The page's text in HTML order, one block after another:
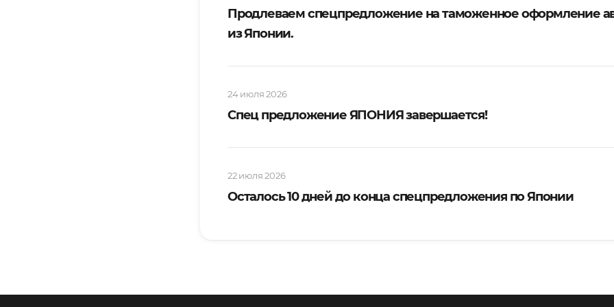
Продлеваем спецпредложение на таможенное оформление
из Японии.
24 июля 2026
Спец предложение ЯПОНИЯ завершается!
22 июля 2026
Осталось 10 дней до конца спецпредложения по Японии